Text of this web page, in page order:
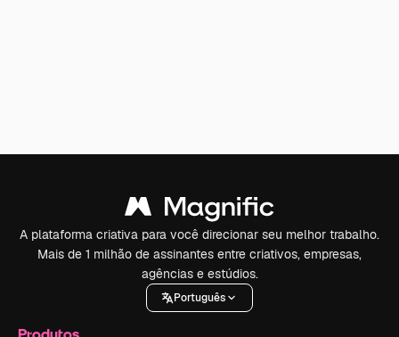
A plataforma criativa para você direcionar seu melhor trabalho.
Mais de 1 milhão de assinantes entre criativos, empresas,
agências e estúdios.
Português